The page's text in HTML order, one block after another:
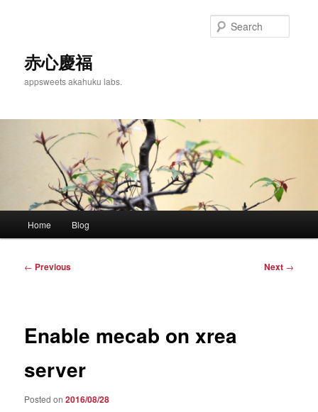
赤心慶福
appsweets akahuku labs.
Home Blog
Post
← Previous Next →
Enable mecab on xrea
server
Posted on2016/08/28